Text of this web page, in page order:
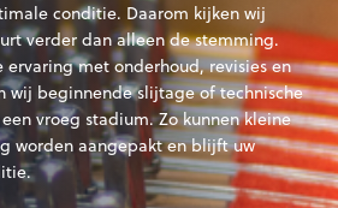
conditie. Daarom kijken wij
verder dan alleen de stemming.
ervaring met onderhoud, revisies en
wij beginnende slijtage of technische
vroeg stadium. Zo kunnen kleine
worden aangepakt en blijft uw